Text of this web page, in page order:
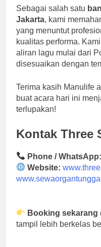
Sebagai salah satu
Jakarta, kami
yang menuntut
kualitas performa.
aliran lagu mulai dari
disesuaikan dengan
Terima kasih Manulife
buat acara hari ini
terlupakan!
Kontak Three
Phone / WhatsApp:
Website:
Booking sekarang
tampil lebih berkelas